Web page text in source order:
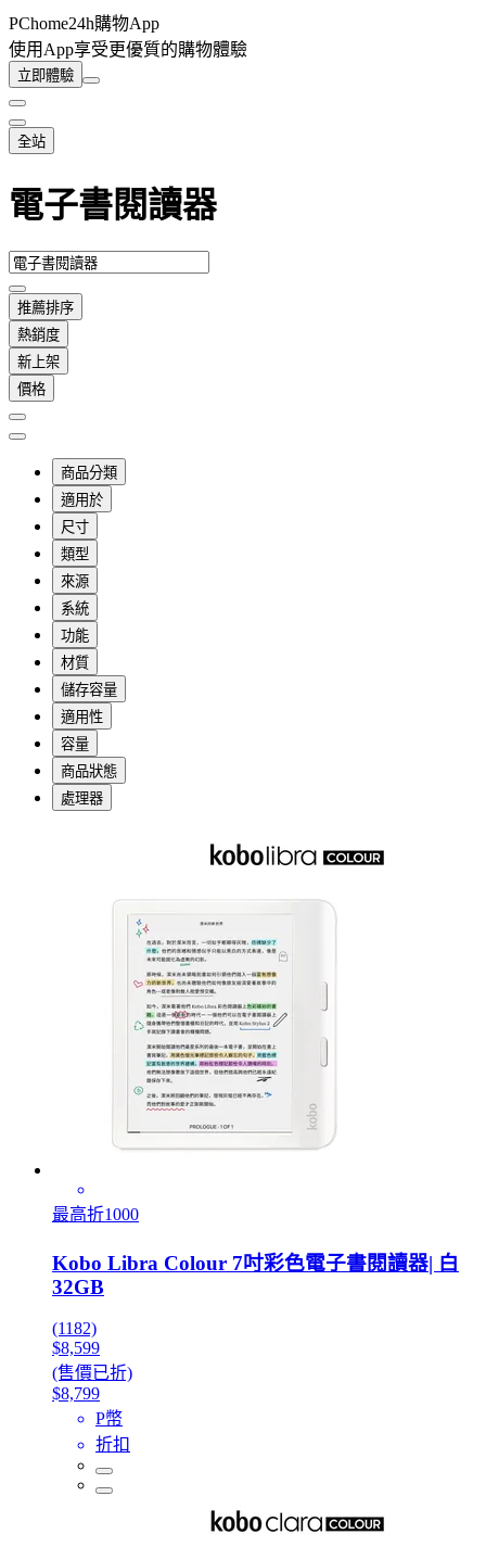
PChome24h購物App
使用App享受更優質的購物體驗
立即體驗
全站
電子書閱讀器
推薦排序
熱銷度
新上架
價格
商品分類
適用於
尺寸
類型
來源
系統
功能
材質
儲存容量
適用性
容量
商品狀態
處理器
最高折1000
Kobo Libra Colour 7吋彩色電子書閱讀器| 白
32GB
(1182)
$8,599
(售價已折)
$8,799
P幣
折扣